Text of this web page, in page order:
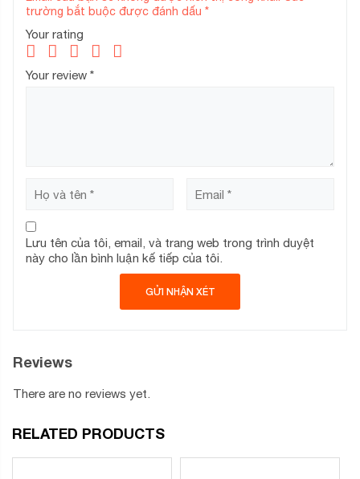
sạc .
trường bắt buộc được đánh dấu *
Your rating
Your review *
Lưu tên của tôi, email, và trang web trong trình duyệt
này cho lần bình luận kế tiếp của tôi.
Reviews
There are no reviews yet.
RELATED PRODUCTS